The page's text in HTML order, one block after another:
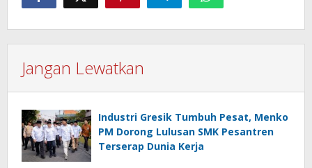
Jangan Lewatkan
Industri Gresik Tumbuh Pesat, Menko
PM Dorong Lulusan SMK Pesantren
Terserap Dunia Kerja